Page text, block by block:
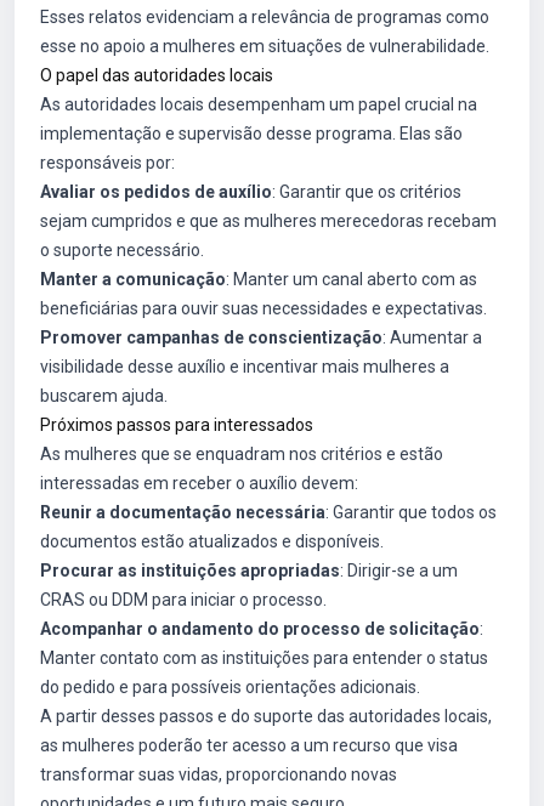
Esses relatos evidenciam a relevância de programas como
esse no apoio a mulheres em situações de vulnerabilidade.
O papel das autoridades locais
As autoridades locais desempenham um papel crucial na
implementação e supervisão desse programa. Elas são
responsáveis por:
Avaliar os pedidos de auxílio: Garantir que os critérios
sejam cumpridos e que as mulheres merecedoras recebam
o suporte necessário.
Manter a comunicação: Manter um canal aberto com as
beneficiárias para ouvir suas necessidades e expectativas.
Promover campanhas de conscientização: Aumentar a
visibilidade desse auxílio e incentivar mais mulheres a
buscarem ajuda.
Próximos passos para interessados
As mulheres que se enquadram nos critérios e estão
interessadas em receber o auxílio devem:
Reunir a documentação necessária: Garantir que todos os
documentos estão atualizados e disponíveis.
Procurar as instituições apropriadas: Dirigir-se a um
CRAS ou DDM para iniciar o processo.
Acompanhar o andamento do processo de solicitação:
Manter contato com as instituições para entender o status
do pedido e para possíveis orientações adicionais.
A partir desses passos e do suporte das autoridades locais,
as mulheres poderão ter acesso a um recurso que visa
transformar suas vidas, proporcionando novas